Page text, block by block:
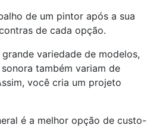
de um pintor após a sua
de cada opção.
variedade de modelos,
também variam de
você cria um projeto
é a melhor opção de custo-